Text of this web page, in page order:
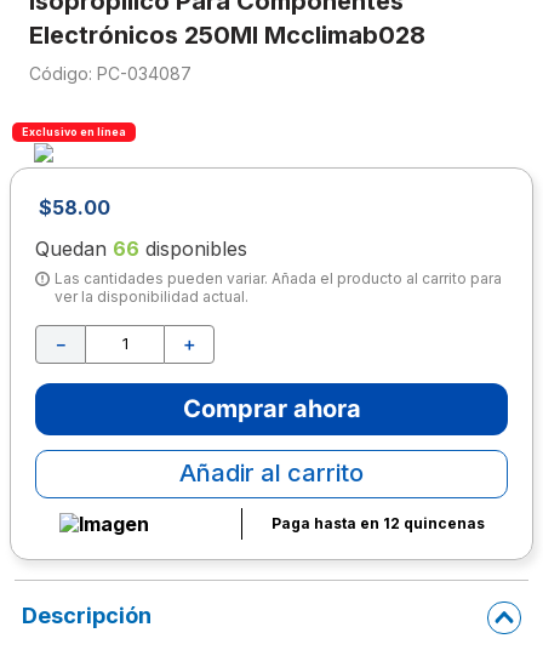
Electrónicos 250Ml Mcclimab028
: PC-034087
Exclusivo en línea
$58.00
Quedan 66 disponibles
Las cantidades pueden variar. Añada el producto al carrito para
ver la disponibilidad actual.
＋
－
Comprar ahora
Añadir al carrito
Paga hasta en 12 quincenas
Descripción
4.
cuadernos
5.
colores
6.
boligrafo
7.
escolar
8.
sacapuntas
9.
lapiz
. escritorio